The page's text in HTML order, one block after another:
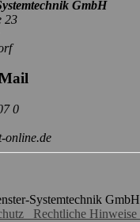
GmbH
23
0
Systemtechnik GmbH
Rechtliche Hinweise